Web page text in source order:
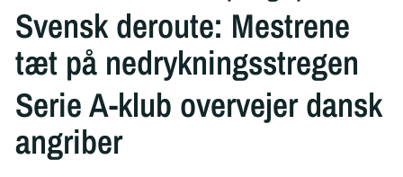
Svensk deroute: Mestrene
tæt på nedrykningsstregen
Serie A-klub overvejer dansk
angriber